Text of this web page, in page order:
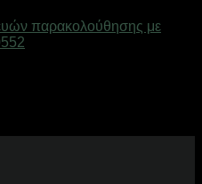
παρακολούθησης με